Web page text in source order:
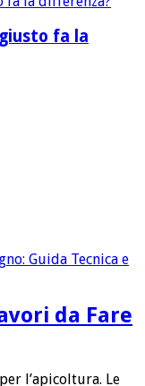
fa la
da Fare
l’apicoltura. Le